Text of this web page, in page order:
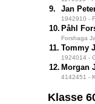
9. Jan
1942910 -
10. Påhl
Forshaga
11. Tommy
1924014 -
12. Morgan
4142451 -
Klasse